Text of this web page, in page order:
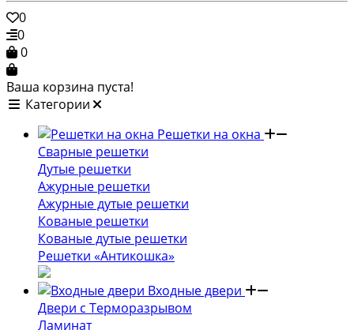
0
0
0
Ваша корзина пуста!
Категории
Решетки на окна
Сварные решетки
Дутые решетки
Ажурные решетки
Ажурные дутые решетки
Кованые решетки
Кованые дутые решетки
Решетки «Антикошка»
Входные двери
Двери с Терморазрывом
Ламинат